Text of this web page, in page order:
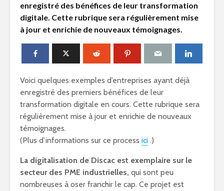
enregistré des bénéfices de leur transformation
digitale. Cette rubrique sera régulièrement mise
à jour et enrichie de nouveaux témoignages.
Voici quelques exemples d’entreprises ayant déjà
enregistré des premiers bénéfices de leur
transformation digitale en cours. Cette rubrique sera
régulièrement mise à jour et enrichie de nouveaux
témoignages.
(Plus d’informations sur ce process ici .)
La digitalisation de Discac est exemplaire sur le
secteur des PME industrielles, qui sont peu
nombreuses à oser franchir le cap. Ce projet est